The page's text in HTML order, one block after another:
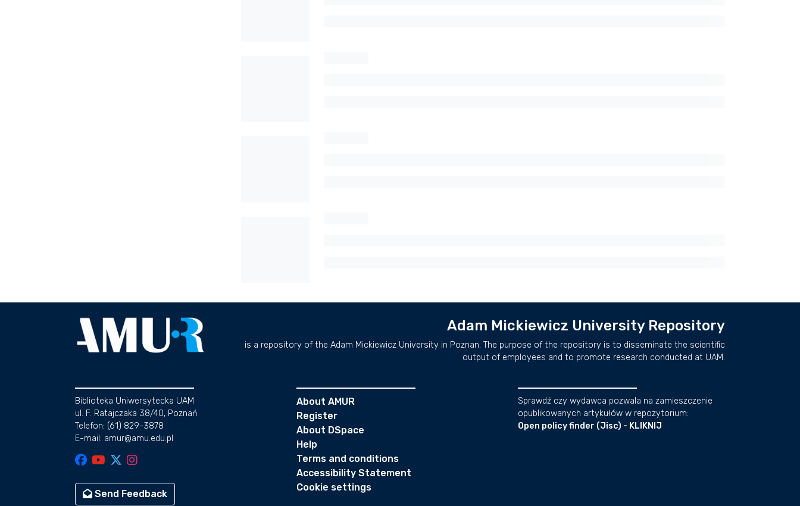
Adam Mickiewicz University Repository
is a repository of the Adam Mickiewicz University in Poznan. The purpose of the repository is to disseminate the scientific
output of employees and to promote research conducted at UAM.
Biblioteka Uniwersytecka UAM
ul. F. Ratajczaka 38/40, Poznań
Telefon: (61) 829-3878
E-mail: amur@amu.edu.pl
Send Feedback
About AMUR
Register
About DSpace
Help
Terms and conditions
Accessibility Statement
Cookie settings
Sprawdź czy wydawca pozwala na zamieszczenie
opublikowanych artykułów w repozytorium:
Open policy finder (Jisc) - KLIKNIJ